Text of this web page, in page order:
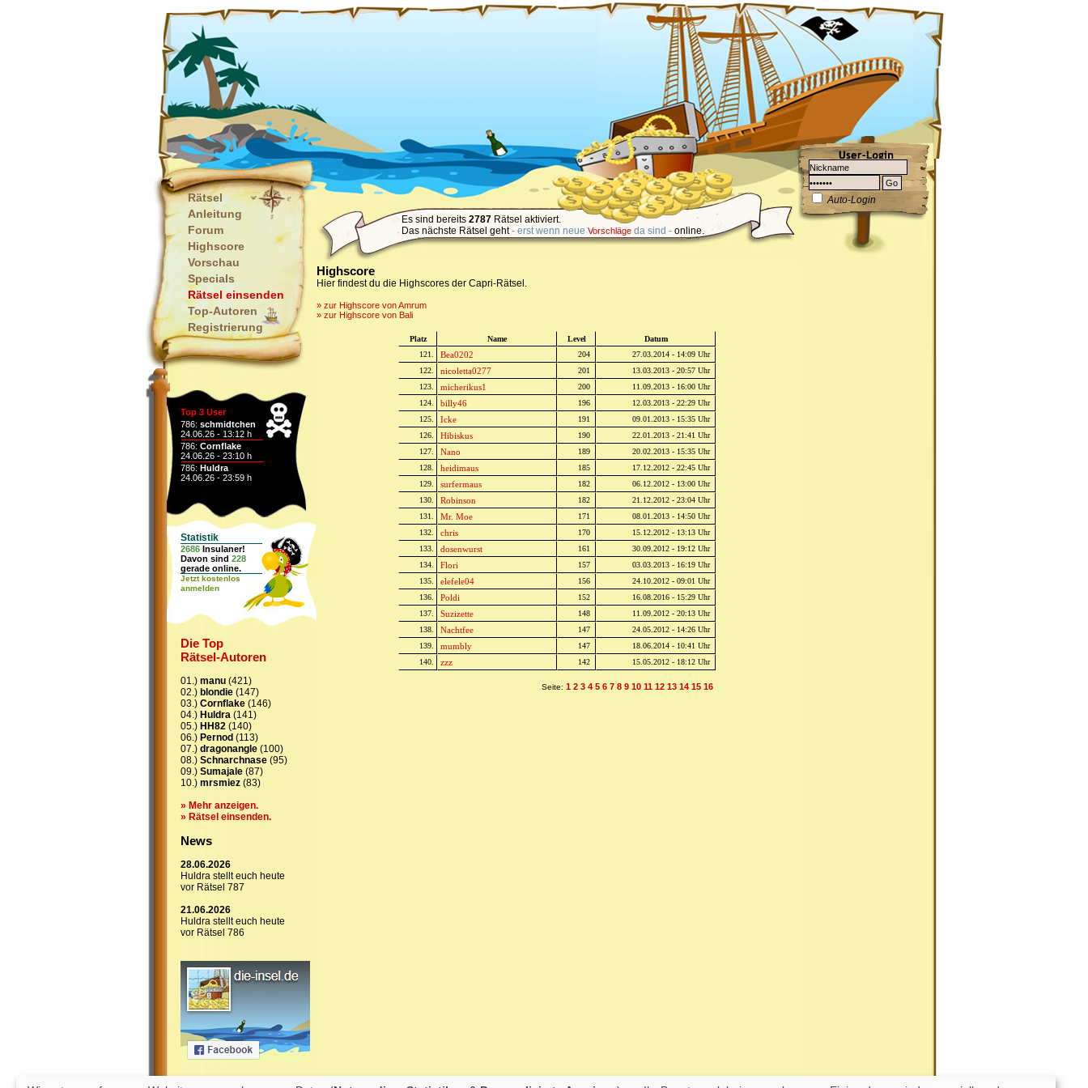
Rätsel
Anleitung
Forum
Highscore
Vorschau
Specials
Rätsel einsenden
Top-Autoren
Registrierung
Top 3 User
786: schmidtchen
24.06.26 - 13:12 h
786: Cornflake
24.06.26 - 23:10 h
786: Huldra
24.06.26 - 23:59 h
Statistik
2686Insulaner!
Davon sind 228
gerade online.
Jetzt kostenlos
anmelden
Die Top
Rätsel-Autoren
01.) manu(421)
02.) blondie(147)
03.) Cornflake(146)
04.) Huldra(141)
05.) HH82(140)
06.) Pernod (113)
07.) dragonangle(100)
08.) Schnarchnase(95)
09.) Sumajale(87)
10.) mrsmiez(83)
» Mehr anzeigen.
» Rätsel einsenden.
News
28.06.2026
Huldra stellt euch heute
vor Rätsel 787
21.06.2026
Huldra stellt euch heute
vor Rätsel 786
Es sind bereits 2787Rätsel aktiviert.
Das nächste Rätsel geht- erst wenn neue Vorschlägeda sind -online.
Highscore
Hier findest du die Highscores der Capri-Rätsel.
» zur Highscore von Amrum
» zur Highscore von Bali
Platz Name Level
Datum
121.
Bea0202 204
27.03.2014 - 14:09 Uhr
122.
nicoletta0277 201
13.03.2013 - 20:57 Uhr
123.
micherikus1 200
11.09.2013 - 16:00 Uhr
124.
billy46 196
12.03.2013 - 22:29 Uhr
125.
Icke 191
09.01.2013 - 15:35 Uhr
126.
Hibiskus 190
22.01.2013 - 21:41 Uhr
127.
Nano 189
20.02.2013 - 15:35 Uhr
128.
heidimaus 185
17.12.2012 - 22:45 Uhr
129.
surfermaus 182
06.12.2012 - 13:00 Uhr
130.
Robinson 182
21.12.2012 - 23:04 Uhr
131.
Mr. Moe 171
08.01.2013 - 14:50 Uhr
132.
chris 170
15.12.2012 - 13:13 Uhr
133.
dosenwurst 161
30.09.2012 - 19:12 Uhr
134.
Flori 157
03.03.2013 - 16:19 Uhr
135.
elefele04 156
24.10.2012 - 09:01 Uhr
136.
Poldi 152
16.08.2016 - 15:29 Uhr
137.
Suzizette 148
11.09.2012 - 20:13 Uhr
138.
Nachtfee 147
24.05.2012 - 14:26 Uhr
139.
mumbly 147
18.06.2014 - 10:41 Uhr
140.
zzz 142 15.05.2012 - 18:12 Uhr
Seite: 1 2 3 4 5 6 7 8 9 10 11 12 13 14 15 16
Auto-Login